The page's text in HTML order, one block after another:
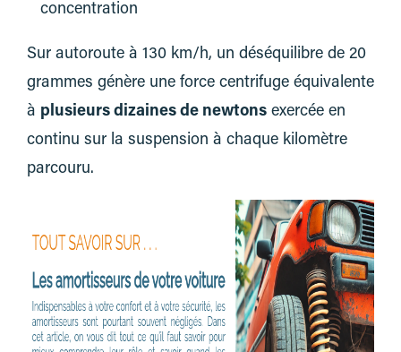
concentration
Sur autoroute à 130 km/h, un déséquilibre de 20
grammes génère une force centrifuge équivalente
à plusieurs dizaines de newtons exercée en
continu sur la suspension à chaque kilomètre
parcouru.